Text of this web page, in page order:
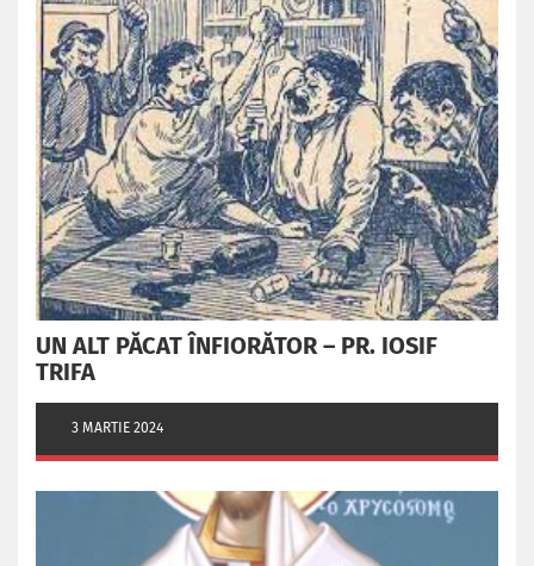
UN ALT PĂCAT ÎNFIORĂTOR – PR. IOSIF
TRIFA
3 MARTIE 2024